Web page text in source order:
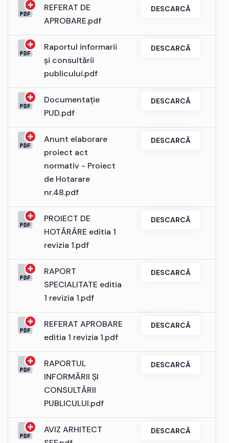
REFERAT DE
APROBARE.pdf
DESCARCĂ
Raportul informarii
și consultării
publicului.pdf
DESCARCĂ
Documentație
PUD.pdf
DESCARCĂ
Anunt elaborare
proiect act
normativ - Proiect
de Hotarare
nr.48.pdf
DESCARCĂ
PROIECT DE
HOTĂRÂRE editia 1
revizia 1.pdf
DESCARCĂ
RAPORT
SPECIALITATE editia
1 revizia 1.pdf
DESCARCĂ
REFERAT APROBARE
editia 1 revizia 1.pdf
DESCARCĂ
RAPORTUL
INFORMĂRII ȘI
CONSULTĂRII
PUBLICULUI.pdf
DESCARCĂ
AVIZ ARHITECT
DESCARCĂ